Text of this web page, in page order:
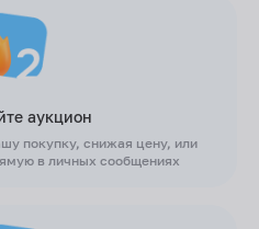
аукцион
покупку, снижая цену, или
в личных сообщениях